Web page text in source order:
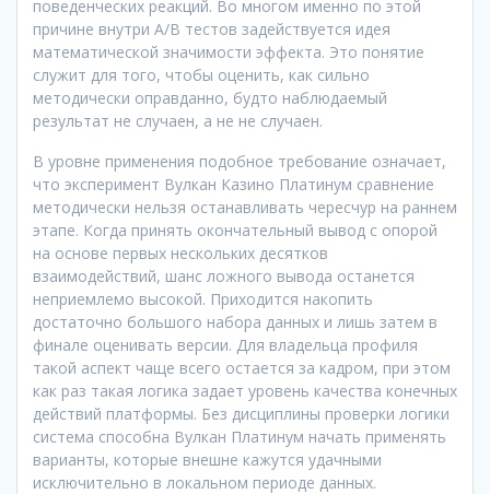
поведенческих реакций. Во многом именно по этой
причине внутри A/B тестов задействуется идея
математической значимости эффекта. Это понятие
служит для того, чтобы оценить, как сильно
методически оправданно, будто наблюдаемый
результат не случаен, а не не случаен.
В уровне применения подобное требование означает,
что эксперимент Вулкан Казино Платинум сравнение
методически нельзя останавливать чересчур на раннем
этапе. Когда принять окончательный вывод с опорой
на основе первых нескольких десятков
взаимодействий, шанс ложного вывода останется
неприемлемо высокой. Приходится накопить
достаточно большого набора данных и лишь затем в
финале оценивать версии. Для владельца профиля
такой аспект чаще всего остается за кадром, при этом
как раз такая логика задает уровень качества конечных
действий платформы. Без дисциплины проверки логики
система способна Вулкан Платинум начать применять
варианты, которые внешне кажутся удачными
исключительно в локальном периоде данных.